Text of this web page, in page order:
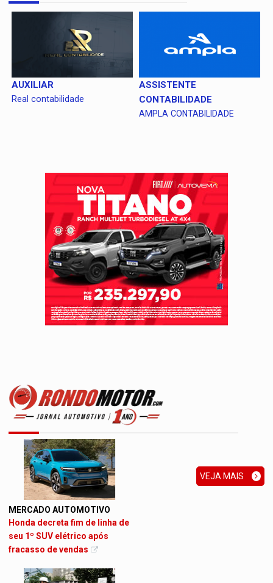
AUXILIAR
Real contabilidade
ASSISTENTE
CONTABILIDADE
AMPLA CONTABILIDADE
VEJA MAIS
MERCADO AUTOMOTIVO
Honda decreta fim de linha de
seu 1º SUV elétrico após
fracasso de vendas